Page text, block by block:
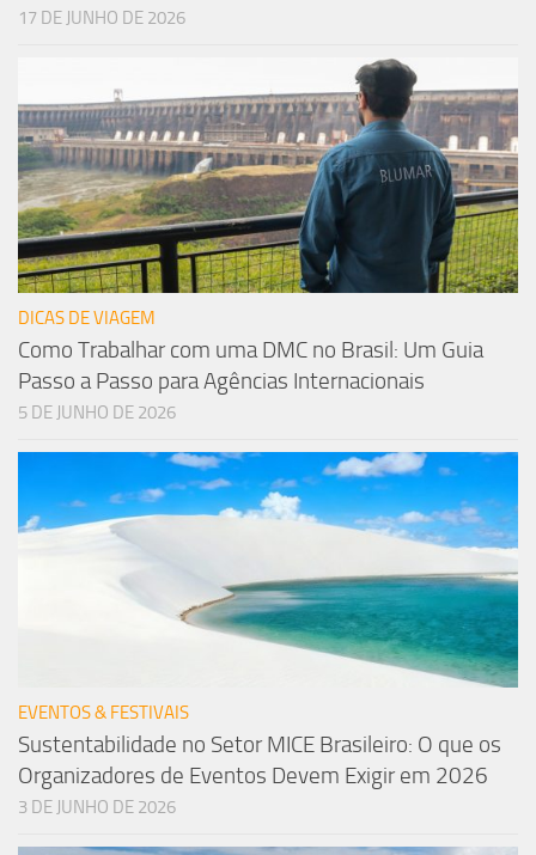
17 DE JUNHO DE 2026
DICAS DE VIAGEM
Como Trabalhar com uma DMC no Brasil: Um Guia
Passo a Passo para Agências Internacionais
5 DE JUNHO DE 2026
EVENTOS & FESTIVAIS
Sustentabilidade no Setor MICE Brasileiro: O que os
Organizadores de Eventos Devem Exigir em 2026
3 DE JUNHO DE 2026